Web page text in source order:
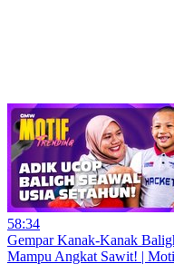
58:34
Gempar Kanak-Kanak
Mampu Angkat Sawit! |